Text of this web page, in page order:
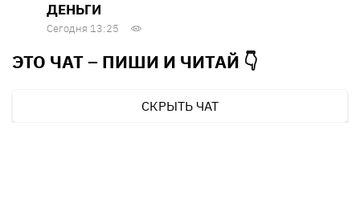
ДЕНЬГИ
Сегодня 13:25
ЭТО ЧАТ – ПИШИ И ЧИТАЙ 👇
СКРЫТЬ ЧАТ